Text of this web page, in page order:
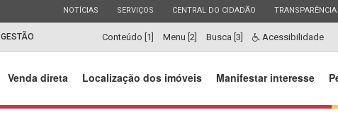
ESTADO
NOTÍCIAS ESTADO
SERVIÇOS ESTADO
CENTRAL DO CIDADÃO ESTADO
TRANSPARÊNCIA
Conteúdo [1] Menu [2] Busca [3] Acessibilidade
Venda direta Localização dos imóveis Manifestar interesse